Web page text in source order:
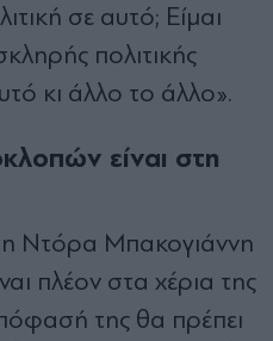
σε αυτό; Είμαι
πολιτικής
κι άλλο το άλλο».
είναι στη
η Ντόρα Μπακογιάννη
πλέον στα χέρια της
της θα πρέπει